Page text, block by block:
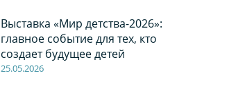
Выставка «Мир детства-2026»:
главное событие для тех, кто
создает будущее детей
25.05.2026